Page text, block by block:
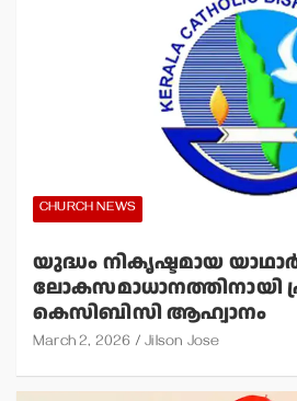
CHURCH NEWS
യുദ്ധം നികൃഷ്ടമായ
ലോകസമാധാനത്തിനായി
കെസിബിസി ആഹ്വാനം
March 2, 2026 Jilson Jose